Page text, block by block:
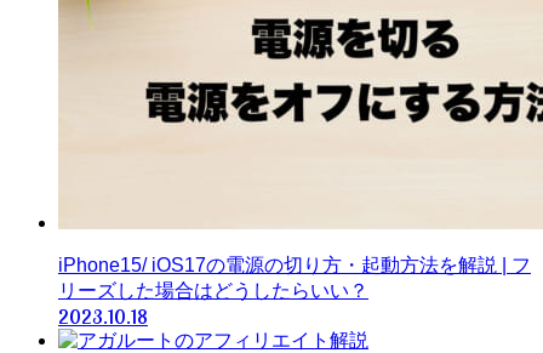
iPhone15/ iOS17の電源の切り方・起動方法を解説 | フ
リーズした場合はどうしたらいい？
2023.10.18